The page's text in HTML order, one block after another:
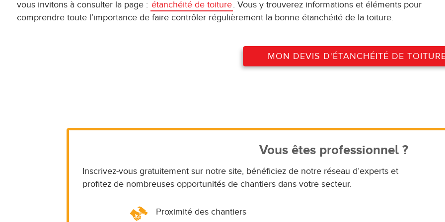
vous invitons à consulter la page : étanchéité de toiture. Vous y trouverez informations et éléments pour
comprendre toute l’importance de faire contrôler régulièrement la bonne étanchéité de la toiture.
MON DEVIS D'ÉTANCHÉITÉ DE
Vous êtes professionnel ?
Inscrivez-vous gratuitement sur notre site, bénéficiez de notre réseau d’experts et
profitez de nombreuses opportunités de chantiers dans votre secteur.
Proximité des chantiers